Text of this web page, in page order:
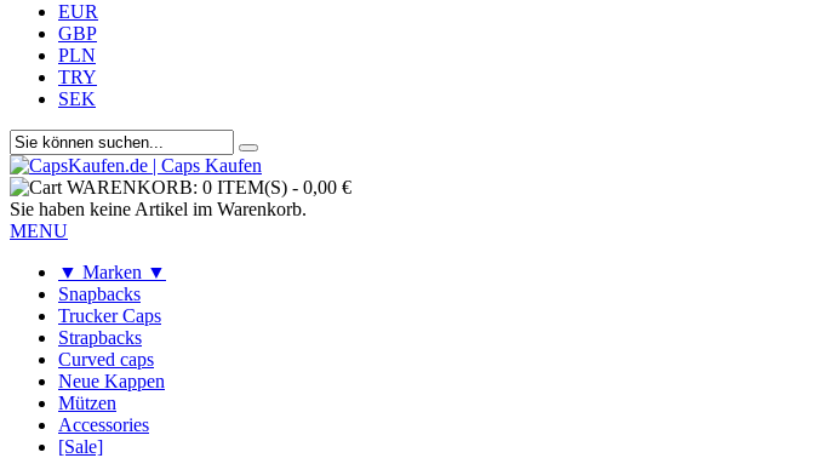
EUR
GBP
PLN
TRY
SEK
WARENKORB: 0 ITEM(S) - 0,00 €
Sie haben keine Artikel im Warenkorb.
MENU
▼ Marken ▼
Snapbacks
Trucker Caps
Strapbacks
Curved caps
Neue Kappen
Mützen
Accessories
[Sale]